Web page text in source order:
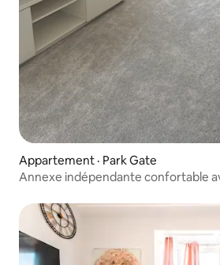
Appartement · Park Gate
Annexe indépendante confortable